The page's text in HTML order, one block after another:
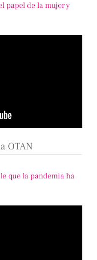
papel de la mujer y
OTAN
que la pandemia ha